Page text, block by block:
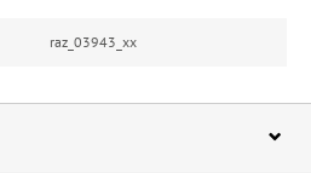
raz_03943_xx